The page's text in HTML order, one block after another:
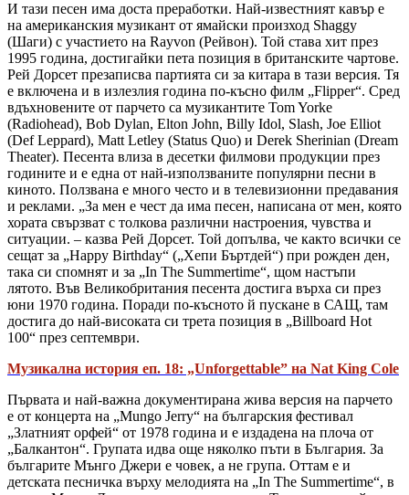
И тази песен има доста преработки. Най-известният кавър е
на американския музикант от ямайски произход Shaggy
(Шаги) с участието на Rayvon (Рейвон). Той става хит през
1995 година, достигайки пета позиция в британските чартове.
Рей Дорсет презаписва партията си за китара в тази версия. Тя
е включена и в излезлия година по-късно филм „Flipper“. Сред
вдъхновените от парчето са музикантите Tom Yorke
(Radiohead), Bob Dylan, Elton John, Billy Idol, Slash, Joe Elliot
(Def Leppard), Matt Letley (Status Quo) и Derek Sherinian (Dream
Theater). Песента влиза в десетки филмови продукции през
годините и е една от най-използваните популярни песни в
киното. Ползвана е много често и в телевизионни предавания
и реклами. „За мен е чест да има песен, написана от мен, която
хората свързват с толкова различни настроения, чувства и
ситуации. – казва Рей Дорсет. Той допълва, че както всички се
сещат за „Happy Birthday“ („Хепи Бъртдей“) при рожден ден,
така си спомнят и за „In The Summertime“, щом настъпи
лятото. Във Великобритания песента достига върха си през
юни 1970 година. Поради по-късното й пускане в САЩ, там
достига до най-високата си трета позиция в „Billboard Hot
100“ през септември.
Музикална история еп. 18: „Unforgettable” на Nat King Cole
Първата и най-важна документирана жива версия на парчето
е от концерта на „Mungo Jerry“ на българския фестивал
„Златният орфей“ от 1978 година и е издадена на плоча от
„Балкантон“. Групата идва още няколко пъти в България. За
българите Мънго Джери е човек, а не група. Оттам е и
детската песничка върху мелодията на „In The Summertime“, в